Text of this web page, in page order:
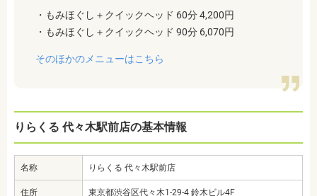
・もみほぐし＋クイックヘッド 60分 4,200円
・もみほぐし＋クイックヘッド 90分 6,070円
そのほかのメニューはこちら
りらくる 代々木駅前店の基本情報
名称 りらくる 代々木駅前店
住所 東京都渋谷区代々木1-29-4 鈴木ビル4F